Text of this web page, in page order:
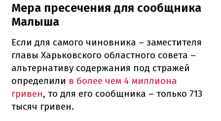
Мера пресечения для сообщника
Малыша
Если для самого чиновника – заместителя
главы Харьковского областного совета –
альтернативу содержания под стражей
определили в более чем 4 миллиона
гривен, то для его сообщника – только 713
тысяч гривен.